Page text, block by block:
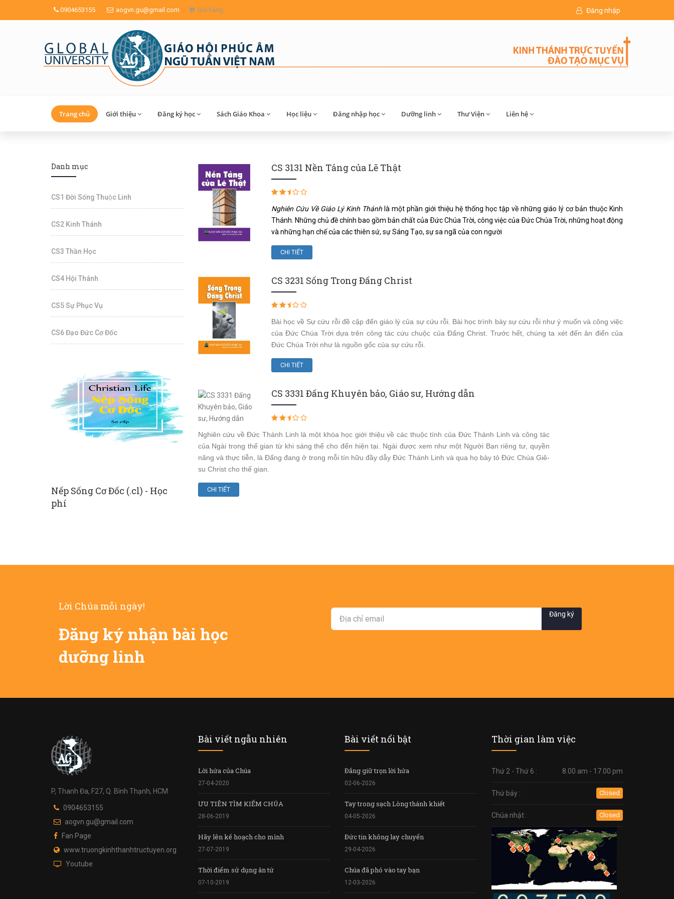
0904653155 aogvn.gu@gmail.com Giỏ hàng Đăng nhập
Trang chủ Giới thiệu Đăng ký học Sách Giáo Khoa Học liệu Đăng nhập học Dưỡng linh Thư Viện Liên hệ
CS 3131 Nền Tảng của Lẽ Thật
Nghiên Cứu Về Giáo Lý Kinh Thánh là một phần giới thiệu hệ thống học tập về những giáo lý cơ bản thuộc Kinh
Thánh. Những chủ đề chính bao gồm bản chất của Ðức Chúa Trời, công việc của Ðức Chúa Trời, những hoạt động
và những hạn chế của các thiên sứ, sự Sáng Tạo, sự sa ngã của con người
CHI TIẾT
CS 3231 Sống Trong Đấng Christ
Bài học về Sự cứu rỗi đề cập đến giáo lý của sự cứu rỗi. Bài học trình bày sự cứu rỗi như ý muốn và công việc
của Đức Chúa Trời dựa trên công tác cứu chuộc của Đấng Christ. Trước hết, chúng ta xét đến ân điển của
Đức Chúa Trời như là nguồn gốc của sự cứu rỗi.
CHI TIẾT
CS 3331 Đấng Khuyên bảo, Giáo sư, Hướng dẫn
Nghiên cứu về Ðức Thánh Linh là một khóa học giới thiệu về các thuộc tính của Ðức Thánh Linh và công tác
của Ngài trong thế gian từ khi sáng thế cho đến hiện tại. Ngài được xem như một Người Bạn riêng tư, quyền
năng và thực tiễn, là Ðấng đang ở trong mỗi tín hữu đầy dẫy Ðức Thánh Linh và qua họ bày tỏ Ðức Chúa Giê-
su Christ cho thế gian.
CHI TIẾT
Danh mục
CS1 Đời Sống Thuộc Linh
CS2 Kinh Thánh
CS3 Thần Học
CS4 Hội Thánh
CS5 Sự Phục Vụ
CS6 Đạo Đức Cơ Đốc
Nếp Sống Cơ Đốc (.cl) - Học
phí
Cơ Đốc Phục Vụ (.cs) - Học phí
Lời Chúa mỗi ngày!
Đăng ký nhận bài học
dưỡng linh
Đăng ký
P, Thanh Đa, F27, Q. Bình Thạnh, HCM
0904653155
aogvn.gu@gmail.com
Fan Page
www.truongkinhthanhtructuyen.org
Youtube
Bài viết ngẫu nhiên
Lời hứa của Chúa
27-04-2020
ƯU TIÊN TÌM KIẾM CHÚA
28-06-2019
Hãy lên kế hoạch cho mình
27-07-2019
Thời điểm sử dụng ân tứ
07-10-2019
Bài viết nổi bật
Đấng giữ trọn lời hứa
02-06-2026
Tay trong sạch Lòng thánh khiết
04-05-2026
Đức tin không lay chuyển
29-04-2026
Chúa đã phó vào tay bạn
12-03-2026
Thời gian làm việc
Thứ 2 - Thứ 6 : 8.00 am - 17.00 pm
Thứ bảy : Closed
Chúa nhật : Closed